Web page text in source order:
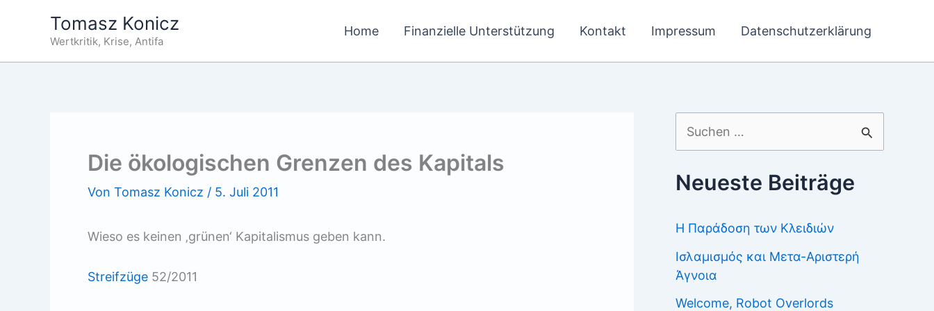
Tomasz Konicz
Wertkritik, Krise, Antifa
Home Finanzielle Unterstützung Kontakt Impressum Datenschutzerklärung
Die ökologischen Grenzen des Kapitals
Von Tomasz Konicz / 5. Juli 2011
Wieso es keinen ‚grünen‘ Kapitalismus geben kann.
Streifzüge 52/2011
Suchen
nach:
Neueste Beiträge
Η Παράδοση των Κλειδιών
Ισλαμισμός και Μετα-Αριστερή
Άγνοια
Welcome, Robot Overlords